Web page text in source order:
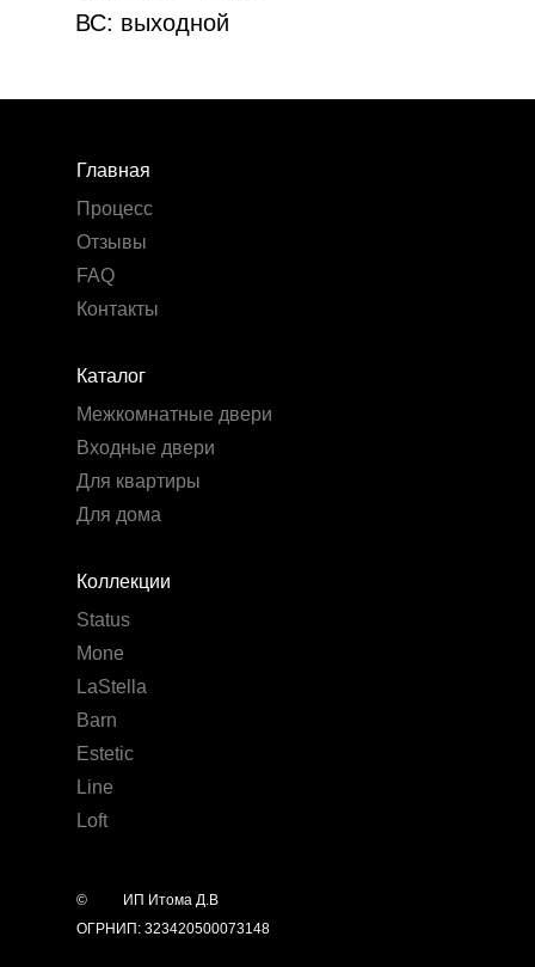
ВС: выходной
Коллекции
Status
Mone
LaStella
Barn
Estetic
Line
Loft
Каталог
Межкомнатные двери
Входные двери
Для квартиры
Для дома
Главная
Процесс
Отзывы
FAQ
Контакты
©
ИП Итома Д.В
ОГРНИП: 323420500073148